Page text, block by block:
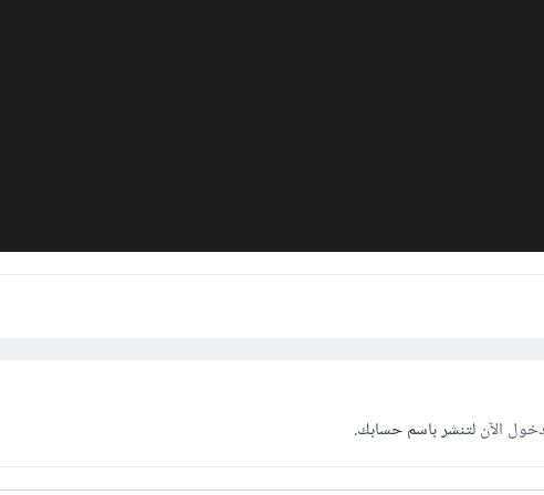
الآنلتنشر باسم حسابك.